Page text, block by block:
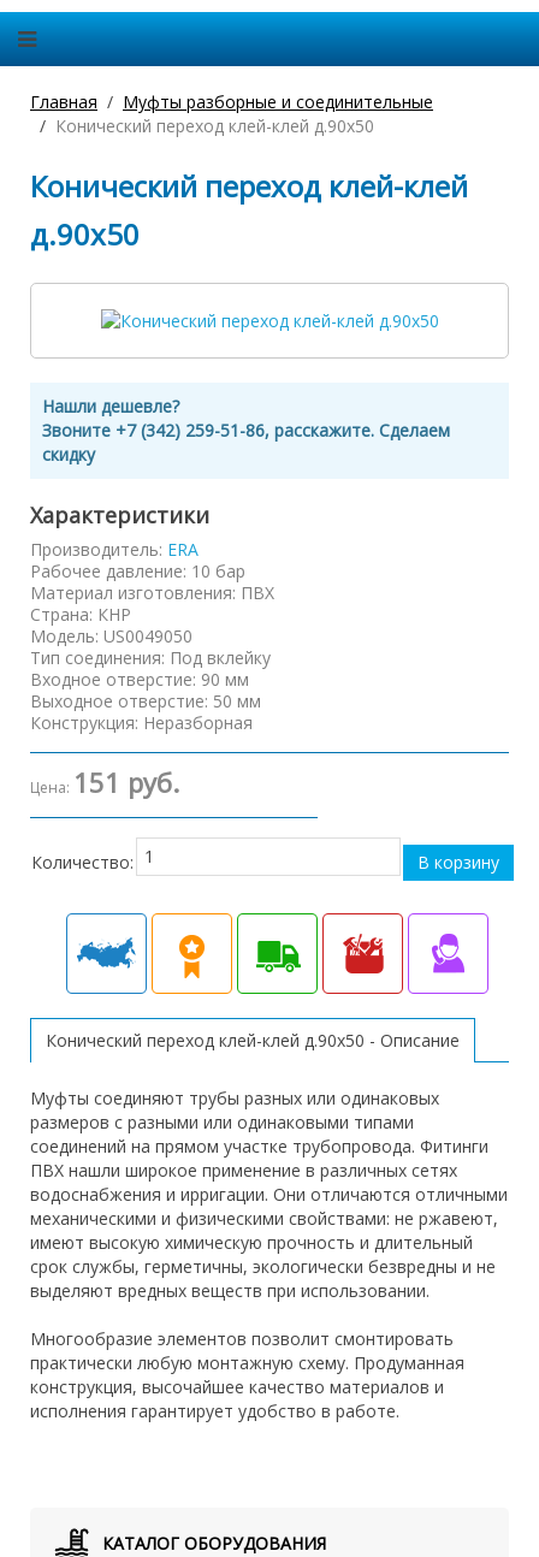
Главная
Муфты разборные и соединительные
Конический переход клей-клей д.90х50
Конический переход клей-клей
д.90х50
Нашли дешевле?
Звоните +7 (342) 259-51-86, расскажите. Сделаем
скидку
Характеристики
Производитель: ERA
Рабочее давление: 10 бар
Материал изготовления: ПВХ
Страна: КНР
Модель: US0049050
Тип соединения: Под вклейку
Входное отверстие: 90 мм
Выходное отверстие: 50 мм
Конструкция: Неразборная
Цена: 151 руб.
Количество:
Конический переход клей-клей д.90х50 - Описание
Муфты соединяют трубы разных или одинаковых
размеров с разными или одинаковыми типами
соединений на прямом участке трубопровода. Фитинги
ПВХ нашли широкое применение в различных сетях
водоснабжения и ирригации. Они отличаются отличными
механическими и физическими свойствами: не ржавеют,
имеют высокую химическую прочность и длительный
срок службы, герметичны, экологически безвредны и не
выделяют вредных веществ при использовании.
Многообразие элементов позволит смонтировать
практически любую монтажную схему. Продуманная
конструкция, высочайшее качество материалов и
исполнения гарантирует удобство в работе.
КАТАЛОГ ОБОРУДОВАНИЯ